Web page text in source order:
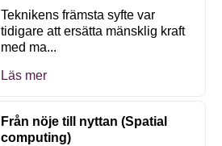
Teknikens främsta syfte var
tidigare att ersätta mänsklig kraft
med ma...
Läs mer
Från nöje till nyttan (Spatial
computing)